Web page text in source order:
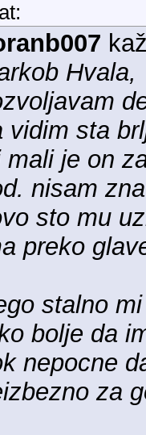
Hvala,
vidim sta
mali je on
nisam
sto mu
preko
stalno
bolje da
nepocne
za